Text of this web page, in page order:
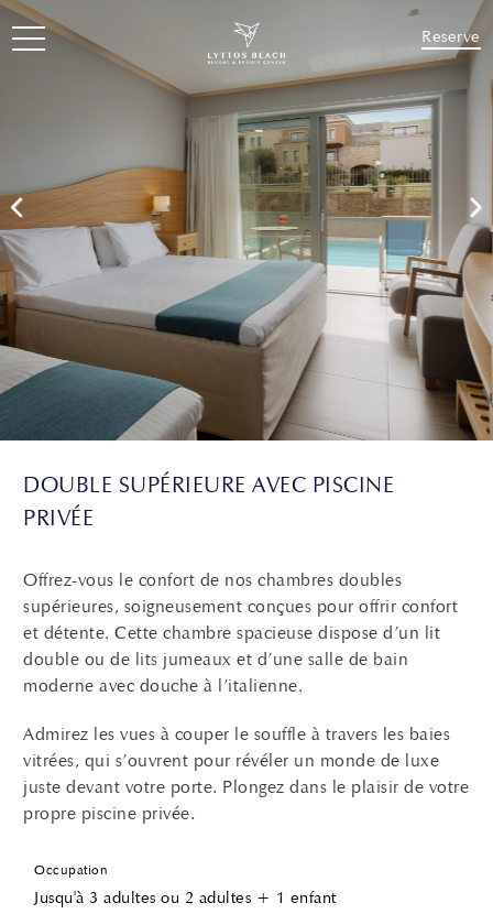
Reserve
DOUBLE SUPÉRIEURE AVEC PISCINE
PRIVÉE
Offrez-vous le confort de nos chambres doubles
supérieures, soigneusement conçues pour offrir confort
et détente. Cette chambre spacieuse dispose d’un lit
double ou de lits jumeaux et d’une salle de bain
moderne avec douche à l’italienne.
Admirez les vues à couper le souffle à travers les baies
vitrées, qui s’ouvrent pour révéler un monde de luxe
juste devant votre porte. Plongez dans le plaisir de votre
propre piscine privée.
Occupation
Jusqu'à 3 adultes ou 2 adultes + 1 enfant